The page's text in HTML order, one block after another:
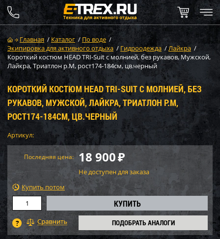
Главная / Каталог / По воде /
Экипировка для активного отдыха / Гидроодежда /Лайкра /
Короткий костюм HEAD TRI-Suit с молнией, без рукавов, Мужской,
Лайкра, Триатлон р.M, рост174-184см, цв.черный
КОРОТКИЙ КОСТЮМ HEAD TRI-SUIT С МОЛНИЕЙ, БЕЗ
РУКАВОВ, МУЖСКОЙ, ЛАЙКРА, ТРИАТЛОН Р.M,
РОСТ174-184СМ, ЦВ.ЧЕРНЫЙ
Артикул:
Последняя цена: 18 900₽
Не доступен для заказа
Купить потом
ПОДОБРАТЬ АНАЛОГИ